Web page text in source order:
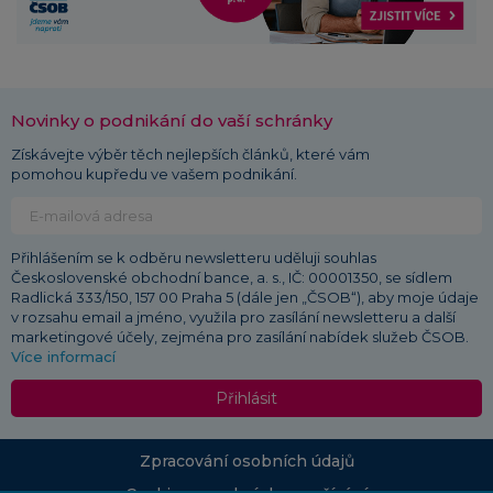
Novinky o podnikání do vaší schránky
Získávejte výběr těch nejlepších článků, které vám
pomohou kupředu ve vašem podnikání.
Přihlášením se k odběru newsletteru uděluji souhlas
Československé obchodní bance, a. s., IČ: 00001350, se sídlem
Radlická 333/150, 157 00 Praha 5 (dále jen „ČSOB“), aby moje údaje
v rozsahu email a jméno, využila pro zasílání newsletteru a další
marketingové účely, zejména pro zasílání nabídek služeb ČSOB.
Více informací
Přihlásit
Zpracování osobních údajů